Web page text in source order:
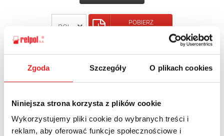
Zgoda Szczegóły O plikach cookies
Niniejsza strona korzysta z plików cookie
Wykorzystujemy pliki cookie do wybranych treści i
reklam, aby oferować funkcje społecznościowe i
POBIERZ
Zapytaj o szczegóły oferty